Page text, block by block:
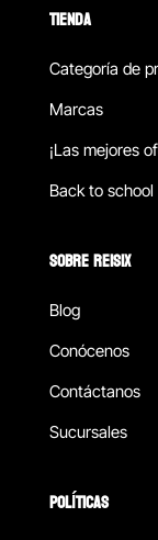
TIENDA
Categoría de
Marcas
¡Las mejores
Back to school
SOBRE REISIX
Blog
Conócenos
Contáctanos
Sucursales
POLÍTICAS